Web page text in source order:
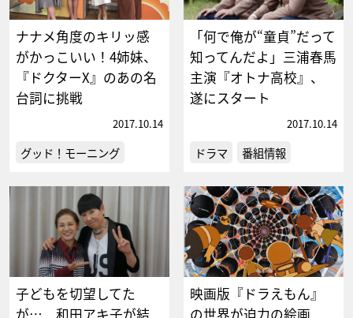
ナナメ角度のキリッ感
がかっこいい！4姉妹、
『ドクターX』のあの名
台詞に挑戦
2017.10.14
グッド！モーニング
「何で俺が“童貞”だって
知ってんだよ」三浦春馬
主演『オトナ高校』、
遂にスタート
2017.10.14
ドラマ 番組情報
子どもを切望してた
が… 和田アキ子が結
映画版『ドラえもん』
の世界が迫力の絵画